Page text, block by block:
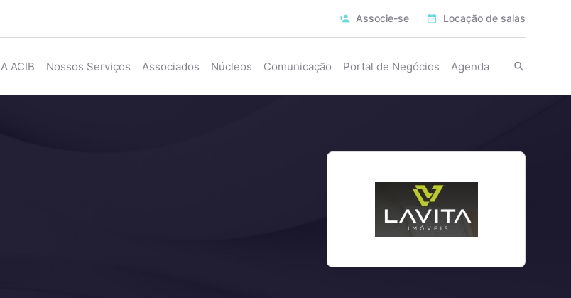
Associe-se Locação de salas
A ACIB Nossos Serviços Associados Núcleos Comunicação Portal de Negócios Agenda